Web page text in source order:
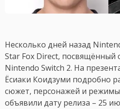
Несколько дней назад
Star Fox Direct, посвящённый
Nintendo Switch 2. На
Ёсиаки Коидзуми подробно
сюжет, персонажей и
объявили дату релиза – 25